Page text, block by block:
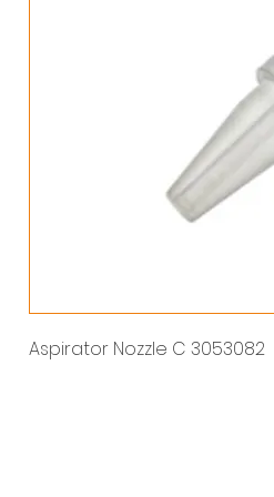
Aspirator Nozzle C 3053082